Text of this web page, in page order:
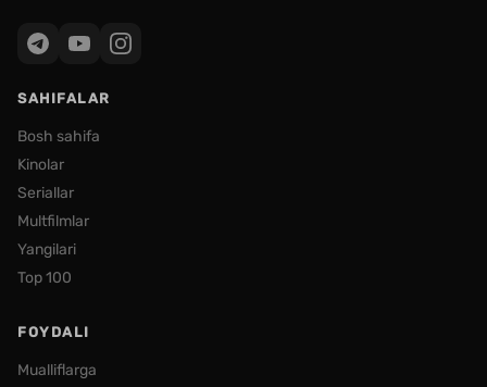
SAHIFALAR
Bosh sahifa
Kinolar
Seriallar
Multfilmlar
Yangilari
Top 100
FOYDALI
Mualliflarga